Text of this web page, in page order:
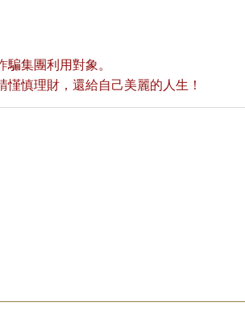
集團利用對象。
慎理財，還給自己美麗的人生！